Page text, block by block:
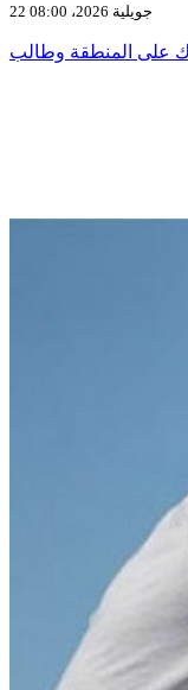
22 جويلية 2026، 08:00